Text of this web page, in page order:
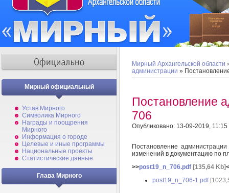
Мирный официальный
Устав Мирного
Символика Мирного
Награды и поощрения
Мирного
Информация о городе
Целевые и иные программы
Национальные проекты
Статистические данные
Глава Мирного
Мирный Архангельской области
администрации »
Постановление
706
Опубликовано: 13-09-2019, 11:15
Постановление
изменений в документацию по
>>post19_n_706.pdf [135,64 Kb]
post19_n_706-1.pdf